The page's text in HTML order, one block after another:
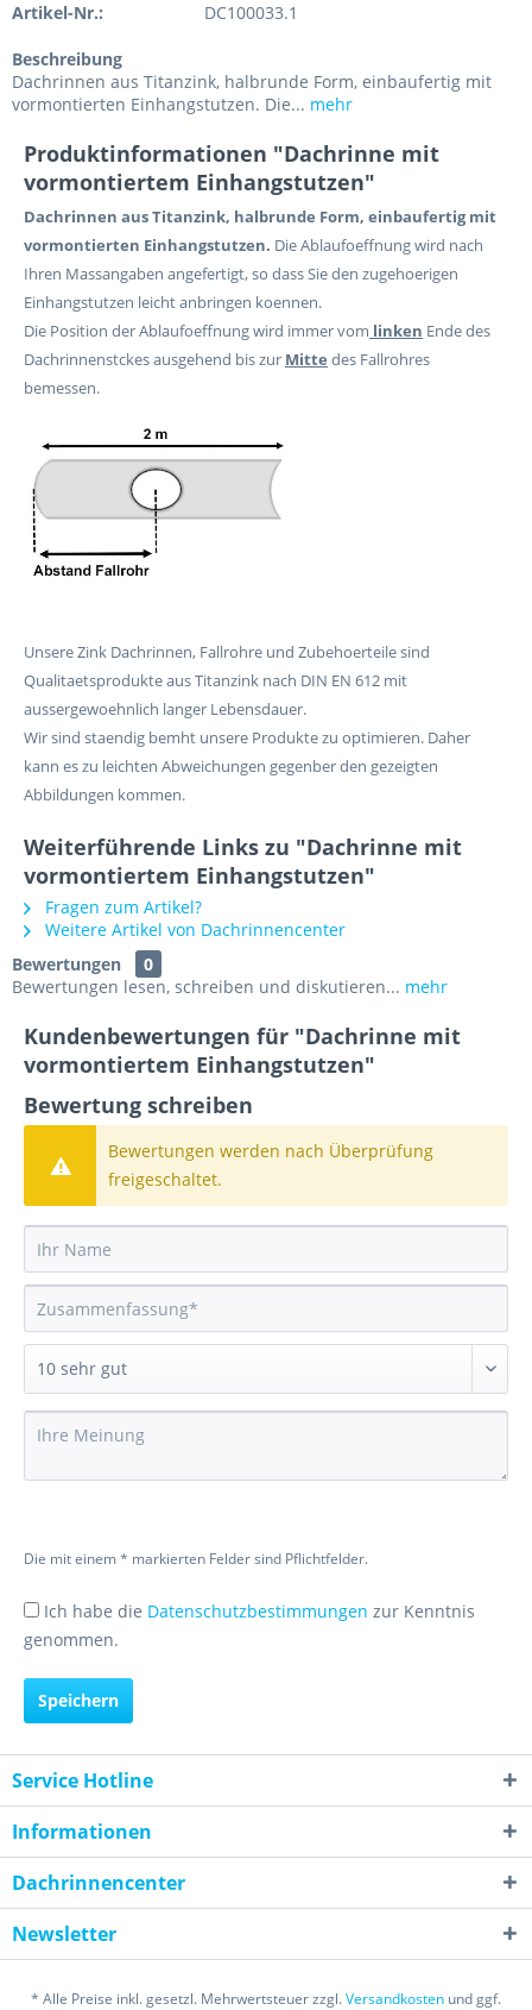
Artikel-Nr.: DC100033.1
Beschreibung
Dachrinnen aus Titanzink, halbrunde Form, einbaufertig mit
vormontierten Einhangstutzen. Die... mehr
Produktinformationen "Dachrinne mit
vormontiertem Einhangstutzen"
Dachrinnen aus Titanzink, halbrunde Form, einbaufertig mit
vormontierten Einhangstutzen. Die Ablaufoeffnung wird nach
Ihren Massangaben angefertigt, so dass Sie den zugehoerigen
Einhangstutzen leicht anbringen koennen.
Die Position der Ablaufoeffnung wird immer vom linken Ende des
Dachrinnenstckes ausgehend bis zur Mitte des Fallrohres
bemessen.
Unsere Zink Dachrinnen, Fallrohre und Zubehoerteile sind
Qualitaetsprodukte aus Titanzink nach DIN EN 612 mit
aussergewoehnlich langer Lebensdauer.
Wir sind staendig bemht unsere Produkte zu optimieren. Daher
kann es zu leichten Abweichungen gegenber den gezeigten
Abbildungen kommen.
Weiterführende Links zu "Dachrinne mit
vormontiertem Einhangstutzen"
Fragen zum Artikel?
Weitere Artikel von Dachrinnencenter
Bewertungen
0
Bewertungen lesen, schreiben und diskutieren... mehr
Kundenbewertungen für "Dachrinne mit
vormontiertem Einhangstutzen"
Bewertung schreiben
Bewertungen werden nach Überprüfung
freigeschaltet.
Die mit einem * markierten Felder sind Pflichtfelder.
Ich habe die Datenschutzbestimmungen zur Kenntnis
genommen.
Speichern
Service Hotline
Informationen
Dachrinnencenter
Newsletter
* Alle Preise inkl. gesetzl. Mehrwertsteuer zzgl.Versandkosten und ggf.